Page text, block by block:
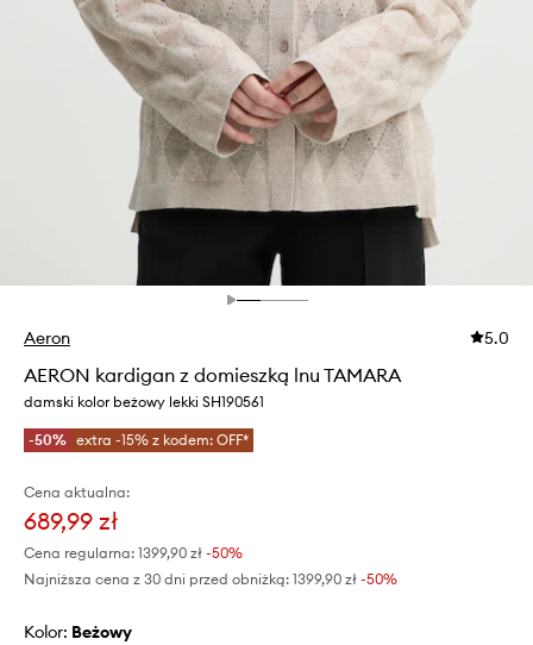
Aeron 5.0
AERON kardigan z domieszką lnu TAMARA
damski kolor beżowy lekki SH190561
-50% extra -15% z kodem: OFF*
Cena aktualna:
689,99 zł
Cena regularna: 1399,90 zł -50%
Najniższa cena z 30 dni przed obniżką: 1399,90 zł -50%
Kolor: beżowy